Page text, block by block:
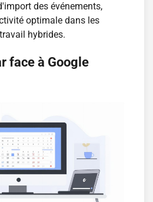
des événements,
optimale dans les
hybrides.
face à Google